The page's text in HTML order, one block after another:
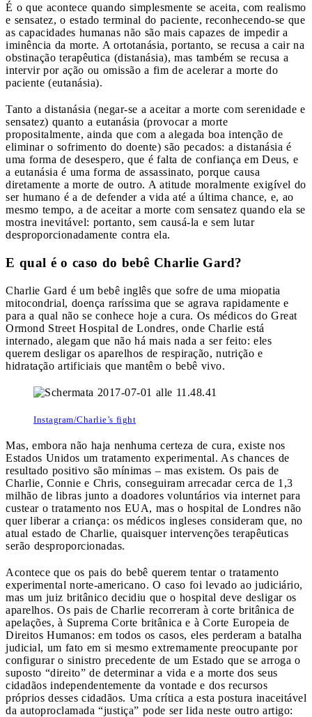
É o que acontece quando simplesmente se aceita, com realismo
e sensatez, o estado terminal do paciente, reconhecendo-se que
as capacidades humanas não são mais capazes de impedir a
iminência da morte. A ortotanásia, portanto, se recusa a cair na
obstinação terapêutica (distanásia), mas também se recusa a
intervir por ação ou omissão a fim de acelerar a morte do
paciente (eutanásia).
Tanto a distanásia (negar-se a aceitar a morte com serenidade e
sensatez) quanto a eutanásia (provocar a morte
propositalmente, ainda que com a alegada boa intenção de
eliminar o sofrimento do doente) são pecados: a distanásia é
uma forma de desespero, que é falta de confiança em Deus, e
a eutanásia é uma forma de assassinato, porque causa
diretamente a morte de outro. A atitude moralmente exigível do
ser humano é a de defender a vida até a última chance, e, ao
mesmo tempo, a de aceitar a morte com sensatez quando ela se
mostra inevitável: portanto, sem causá-la e sem lutar
desproporcionadamente contra ela.
E qual é o caso do bebê Charlie Gard?
Charlie Gard é um bebê inglês que sofre de uma miopatia
mitocondrial, doença raríssima que se agrava rapidamente e
para a qual não se conhece hoje a cura. Os médicos do Great
Ormond Street Hospital de Londres, onde Charlie está
internado, alegam que não há mais nada a ser feito: eles
querem desligar os aparelhos de respiração, nutrição e
hidratação artificiais que mantêm o bebê vivo.
Instagram/Charlie’s fight
Mas, embora não haja nenhuma certeza de cura, existe nos
Estados Unidos um tratamento experimental. As chances de
resultado positivo são mínimas – mas existem. Os pais de
Charlie, Connie e Chris, conseguiram arrecadar cerca de 1,3
milhão de libras junto a doadores voluntários via internet para
custear o tratamento nos EUA, mas o hospital de Londres não
quer liberar a criança: os médicos ingleses consideram que, no
atual estado de Charlie, quaisquer intervenções terapêuticas
serão desproporcionadas.
Acontece que os pais do bebê querem tentar o tratamento
experimental norte-americano. O caso foi levado ao judiciário,
mas um juiz britânico decidiu que o hospital deve desligar os
aparelhos. Os pais de Charlie recorreram à corte britânica de
apelações, à Suprema Corte britânica e à Corte Europeia de
Direitos Humanos: em todos os casos, eles perderam a batalha
judicial, um fato em si mesmo extremamente preocupante por
configurar o sinistro precedente de um Estado que se arroga o
suposto “direito” de determinar a vida e a morte dos seus
cidadãos independentemente da vontade e dos recursos
próprios desses cidadãos. Uma crítica a esta postura inaceitável
da autoproclamada “justiça” pode ser lida neste outro artigo: